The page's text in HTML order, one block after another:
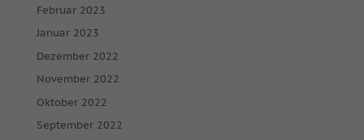
Februar 2023
Januar 2023
Dezember 2022
November 2022
Oktober 2022
September 2022